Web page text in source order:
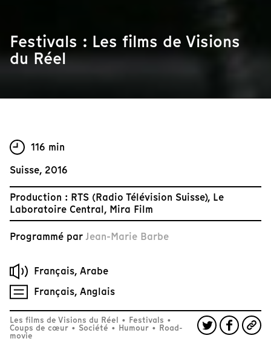
Festivals : Les films de Visions
du Réel
116 min
Suisse, 2016
Production : RTS (Radio Télévision Suisse), Le
Laboratoire Central, Mira Film
Programmé par Jean-Marie Barbe
Français, Arabe
Français, Anglais
Les films de Visions du Réel • Festivals •
Coups de cœur • Société • Humour • Road-
movie